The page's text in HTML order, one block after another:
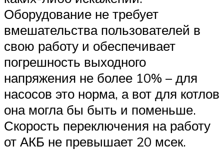
Оборудование не требует
вмешательства пользователей в
свою работу и обеспечивает
погрешность выходного
напряжения не более 10% – для
насосов это норма, а вот для котлов
она могла бы быть и поменьше.
Скорость переключения на работу
от АКБ не превышает 20 мсек.